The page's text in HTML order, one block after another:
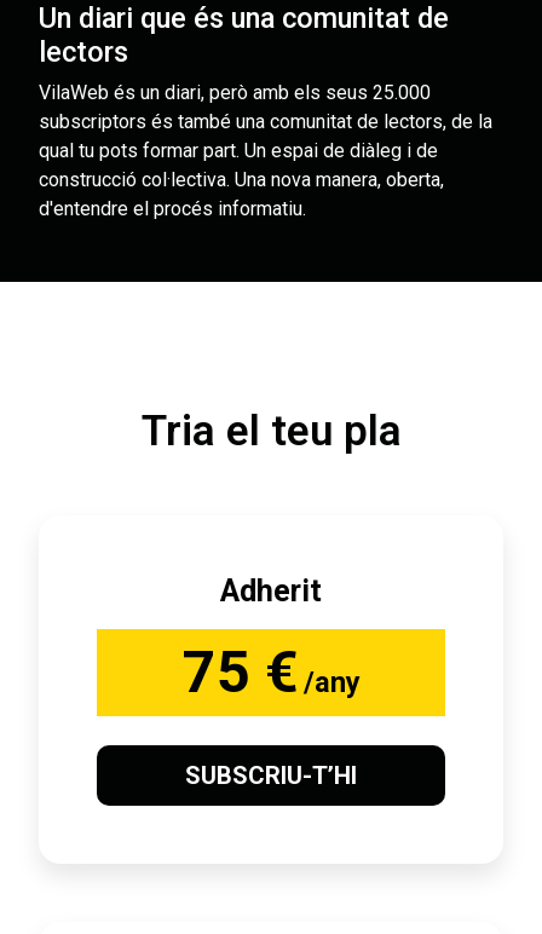
Un diari que és una comunitat de
lectors
VilaWeb és un diari, però amb els seus 25.000
subscriptors és també una comunitat de lectors, de la
qual tu pots formar part. Un espai de diàleg i de
construcció col·lectiva. Una nova manera, oberta,
d'entendre el procés informatiu.
Tria el teu pla
Adherit
75 € /any
SUBSCRIU-T’HI